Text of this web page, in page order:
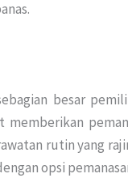
besar
rutin yang
opsi